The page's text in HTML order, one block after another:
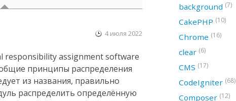
4 июля 2022
responsibility assignment software
принципы распределения
из названия, правильно
распределить определённую
background (7)
CakePHP (10)
Chrome (16)
clear (6)
CMS (17)
CodeIgniter (68)
Composer (12)